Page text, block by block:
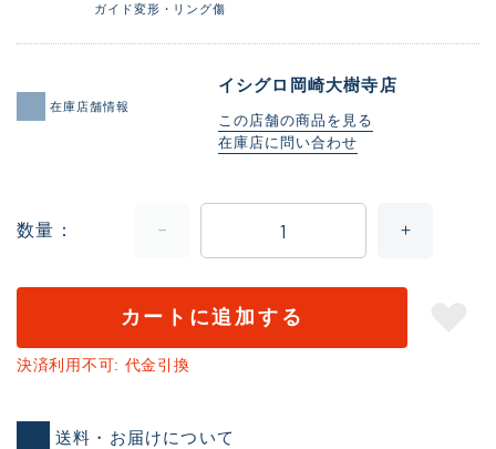
ガイド変形・リング傷
在庫店舗情報
イシグロ岡崎大樹寺店
この店舗の商品を見る
在庫店に問い合わせ
数量
カートに追加する
決済利用不可: 代金引換
送料・お届けについて